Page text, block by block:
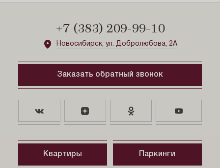
Проектная декларация №54-001387 от 6.02.2024
pdf, 279.92 КБ
Проектная декларация №54-001387 от 6.09.2024
pdf, 279.88 КБ 6 сентября 2024
Проектная декларация №№ 54-002247 от 05.05.2026
+7 (383) 209-99-10
Новосибирск, ул. Добролюбова, 2А
Заказать обратный звонок
Квартиры Паркинги